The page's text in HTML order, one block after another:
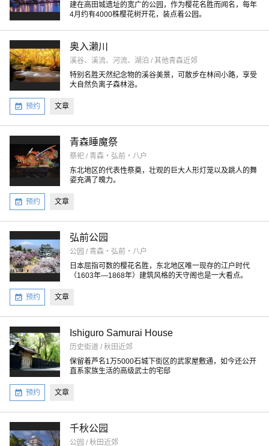
建在高田城遗址的宽广的公园，作为樱花名胜而闻名，每年
4月约有4000株樱花树开花，装点着公园。
奥入濑川
溪谷、溪流、河流、湖泊 / 其他青森近郊
特别名胜天然纪念物的溪谷美景，可散步在林间小路，享受
大自然负离子森林浴。
预约 文章
青森睡魔祭
祭祀 / 青森・弘前・八户
东北地区的代表性祭奠，壮观的巨大人形灯笼以及跳人的舞
姿充满了魄力。
预约 文章
弘前公园
公园 / 青森・弘前・八户
日本屈指可数的樱花名胜，东北地区唯一现存的江户时代
（1603年―1868年）建筑风格的天守阁也是一大看点。
预约 文章
Ishiguro Samurai House
历史街道 / 秋田近郊
保留着芦名1万5000石城下街区的武家屋敷通，如今还公开
直系家族生活的高级武士的宅邸
预约 文章
千秋公园
公园 / 秋田近郊